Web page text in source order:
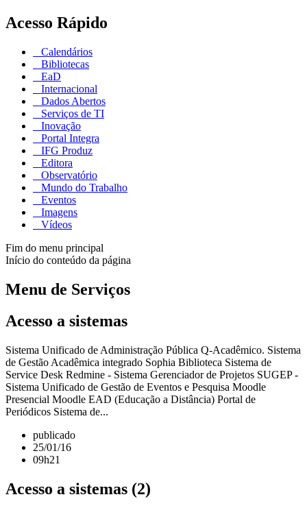
Acesso Rápido
Calendários
Bibliotecas
EaD
Internacional
Dados Abertos
Serviços de TI
Inovação
Portal Integra
IFG Produz
Editora
Observatório
Mundo do Trabalho
Eventos
Imagens
Vídeos
Fim do menu principal
Início do conteúdo da página
Menu de Serviços
Acesso a sistemas
Sistema Unificado de Administração Pública Q-Acadêmico. Sistema
de Gestão Acadêmica integrado Sophia Biblioteca Sistema de
Service Desk Redmine - Sistema Gerenciador de Projetos SUGEP -
Sistema Unificado de Gestão de Eventos e Pesquisa Moodle
Presencial Moodle EAD (Educação a Distância) Portal de
Periódicos Sistema de...
publicado
25/01/16
09h21
Acesso a sistemas (2)